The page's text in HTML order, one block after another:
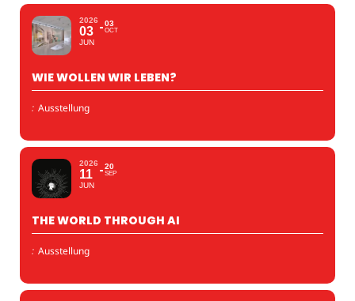
2026
03
JUN
03
OCT
WIE WOLLEN WIR LEBEN?
: Ausstellung
2026
11
JUN
20
SEP
THE WORLD THROUGH AI
: Ausstellung